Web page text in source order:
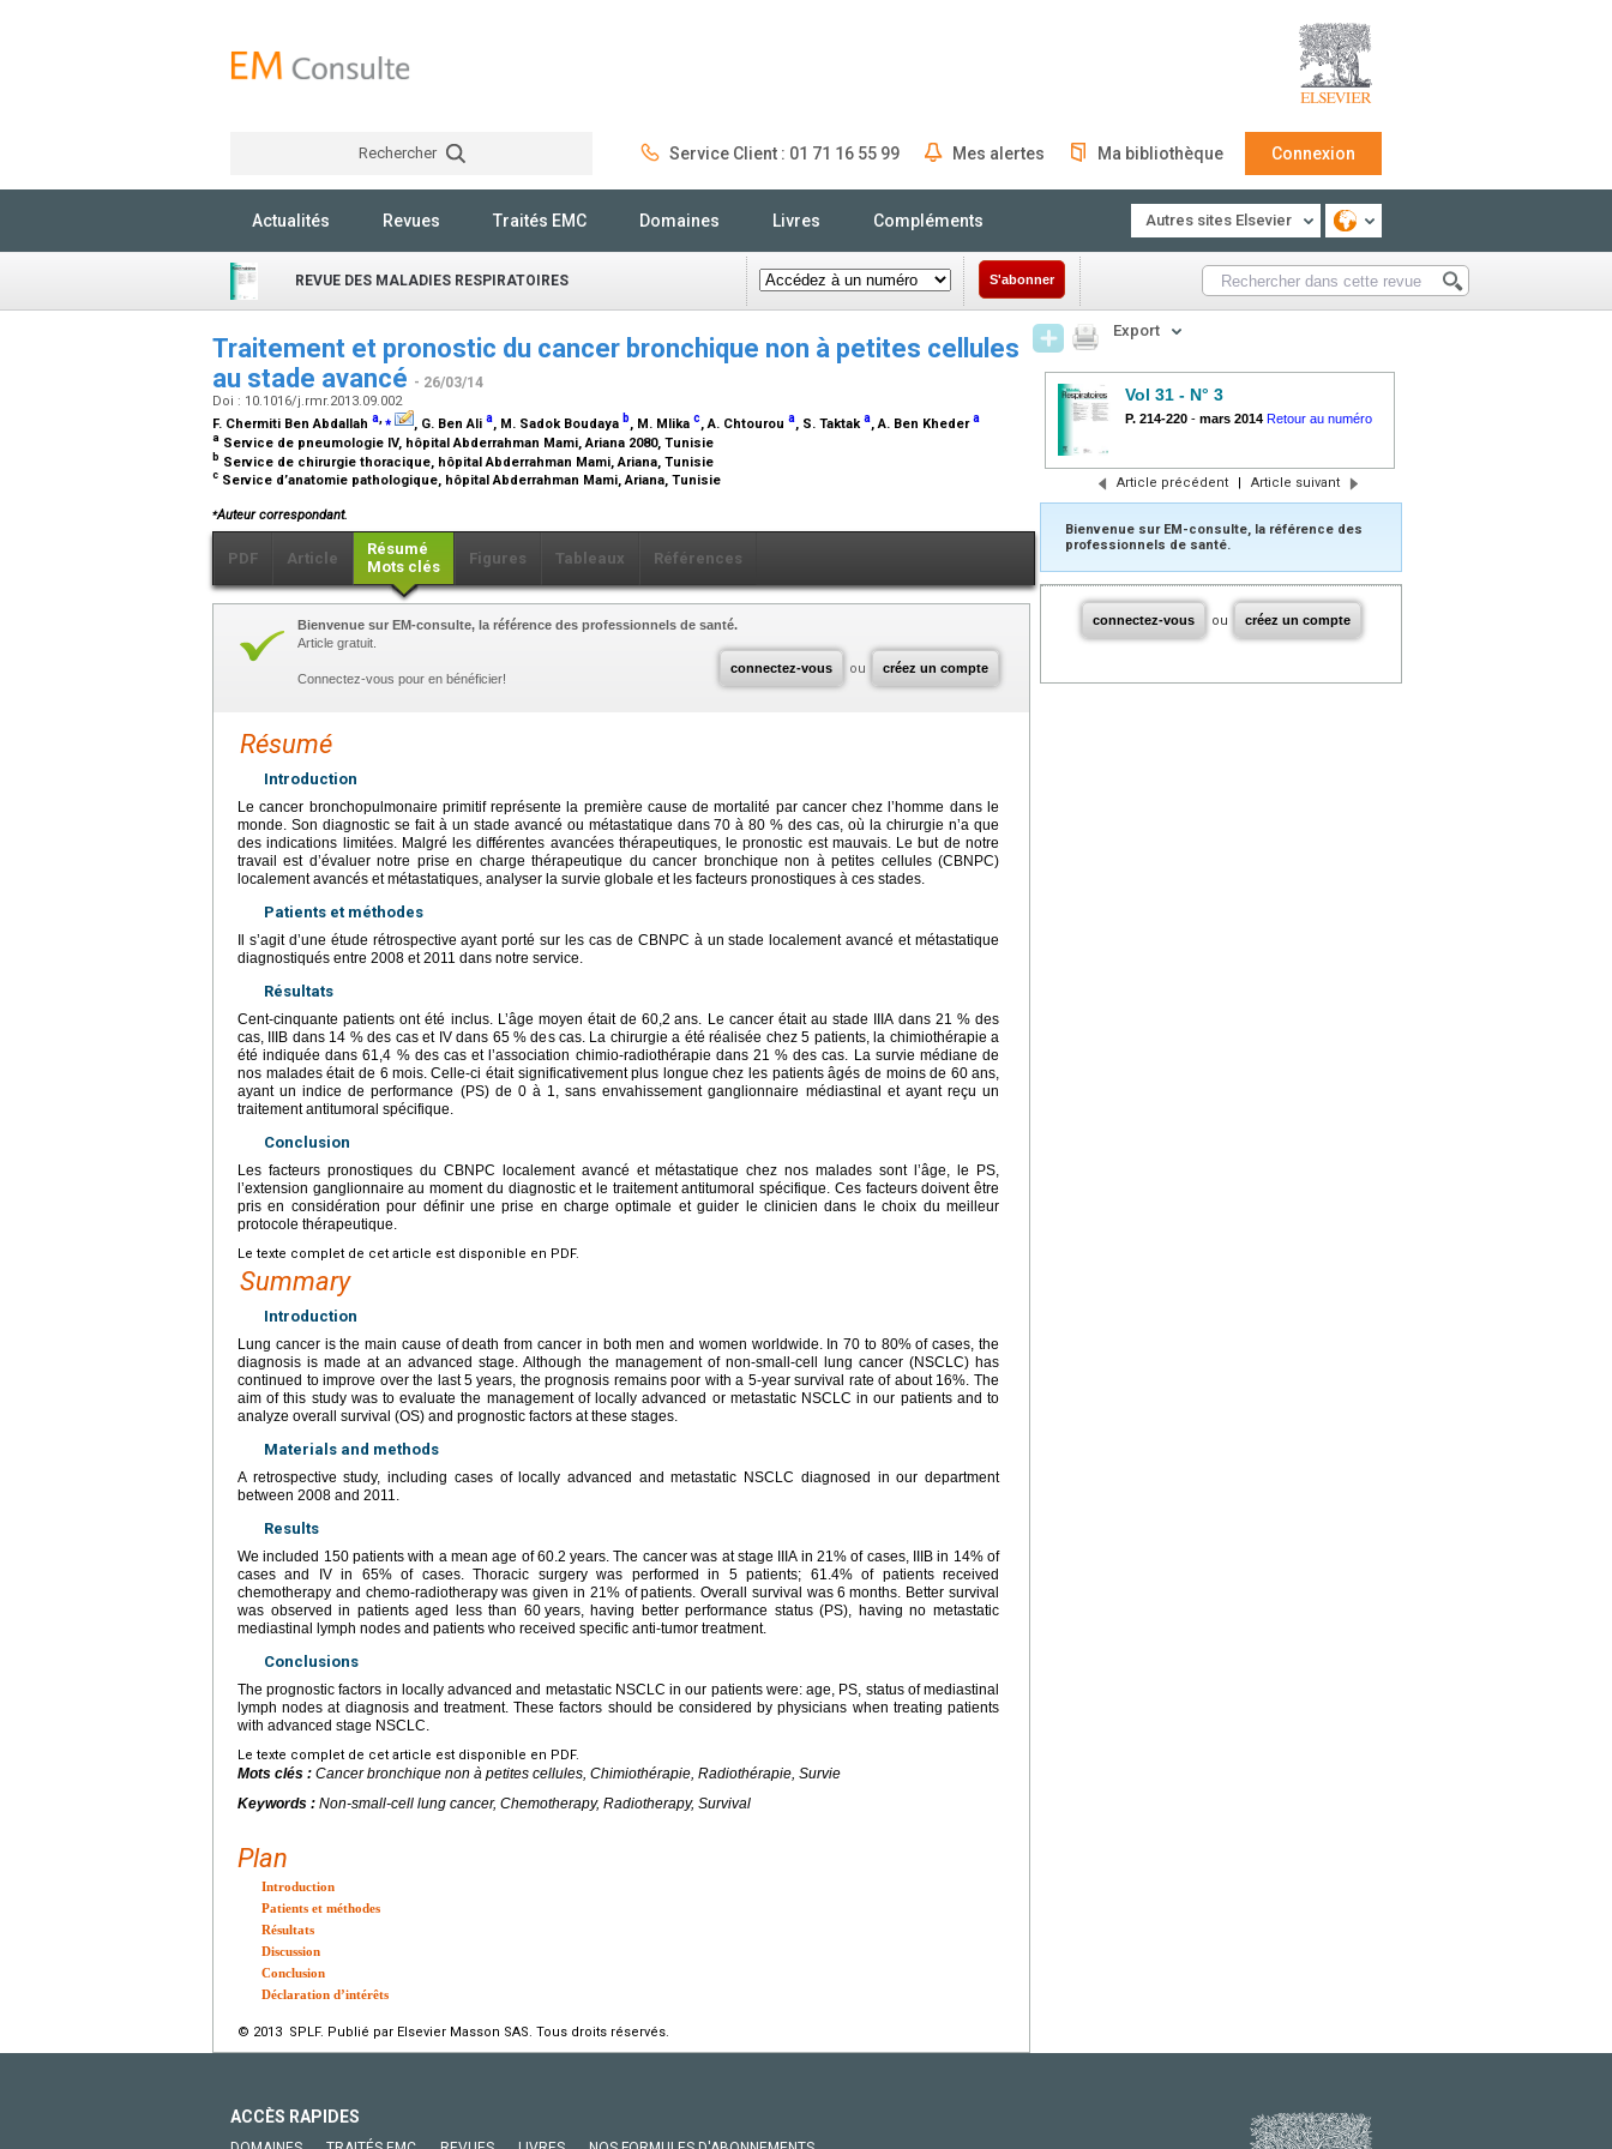
Rechercher Service Client : 01 71 16 55 99 Mes alertes Ma bibliothèque Connexion
Actualités Revues Traités EMC Domaines Livres Compléments Autres sites Elsevier
REVUE DES MALADIES RESPIRATOIRES S'abonner
Traitement et pronostic du cancer bronchique non à petites cellules
au stade avancé - 26/03/14
Doi : 10.1016/j.rmr.2013.09.002
F. Chermiti Ben Abdallah a,⁎ , G. Ben Ali a, M. Sadok Boudaya b, M. Mlika c, A. Chtourou a, S. Taktaka, A. Ben Khedera
a Service de pneumologie IV, hôpital Abderrahman Mami, Ariana 2080, Tunisie
b Service de chirurgie thoracique, hôpital Abderrahman Mami, Ariana, Tunisie
c Service d’anatomie pathologique, hôpital Abderrahman Mami, Ariana, Tunisie
⁎Auteur correspondant.
PDF Article
Résumé
Mots clés
Figures Tableaux Références
connectez-vous ou créez un compte
Bienvenue sur EM-consulte, la référence des professionnels de santé.
Article gratuit.
Connectez-vous pour en bénéficier!
Résumé
Introduction
Le cancer bronchopulmonaire primitif représente la première cause de mortalité par cancer chez l’homme dans le
monde. Son diagnostic se fait à un stade avancé ou métastatique dans 70 à 80 % des cas, où la chirurgie n’a que
des indications limitées. Malgré les différentes avancées thérapeutiques, le pronostic est mauvais. Le but de notre
travail est d’évaluer notre prise en charge thérapeutique du cancer bronchique non à petites cellules (CBNPC)
localement avancés et métastatiques, analyser la survie globale et les facteurs pronostiques à ces stades.
Patients et méthodes
Il s’agit d’une étude rétrospective ayant porté sur les cas de CBNPC à un stade localement avancé et métastatique
diagnostiqués entre 2008 et 2011 dans notre service.
Résultats
Cent-cinquante patients ont été inclus. L’âge moyen était de 60,2 ans. Le cancer était au stade IIIA dans 21 % des
cas, IIIB dans 14 % des cas et IV dans 65 % des cas. La chirurgie a été réalisée chez 5 patients, la chimiothérapie a
été indiquée dans 61,4 % des cas et l’association chimio-radiothérapie dans 21 % des cas. La survie médiane de
nos malades était de 6 mois. Celle-ci était significativement plus longue chez les patients âgés de moins de 60 ans,
ayant un indice de performance (PS) de 0 à 1, sans envahissement ganglionnaire médiastinal et ayant reçu un
traitement antitumoral spécifique.
Conclusion
Les facteurs pronostiques du CBNPC localement avancé et métastatique chez nos malades sont l’âge, le PS,
l’extension ganglionnaire au moment du diagnostic et le traitement antitumoral spécifique. Ces facteurs doivent être
pris en considération pour définir une prise en charge optimale et guider le clinicien dans le choix du meilleur
protocole thérapeutique.
Le texte complet de cet article est disponible en PDF.
Summary
Introduction
Lung cancer is the main cause of death from cancer in both men and women worldwide. In 70 to 80% of cases, the
diagnosis is made at an advanced stage. Although the management of non-small-cell lung cancer (NSCLC) has
continued to improve over the last 5 years, the prognosis remains poor with a 5-year survival rate of about 16%. The
aim of this study was to evaluate the management of locally advanced or metastatic NSCLC in our patients and to
analyze overall survival (OS) and prognostic factors at these stages.
Materials and methods
A retrospective study, including cases of locally advanced and metastatic NSCLC diagnosed in our department
between 2008 and 2011.
Results
We included 150 patients with a mean age of 60.2 years. The cancer was at stage IIIA in 21% of cases, IIIB in 14% of
cases and IV in 65% of cases. Thoracic surgery was performed in 5 patients; 61.4% of patients received
chemotherapy and chemo-radiotherapy was given in 21% of patients. Overall survival was 6 months. Better survival
was observed in patients aged less than 60 years, having better performance status (PS), having no metastatic
mediastinal lymph nodes and patients who received specific anti-tumor treatment.
Conclusions
The prognostic factors in locally advanced and metastatic NSCLC in our patients were: age, PS, status of mediastinal
lymph nodes at diagnosis and treatment. These factors should be considered by physicians when treating patients
with advanced stage NSCLC.
Le texte complet de cet article est disponible en PDF.
Mots clés : Cancer bronchique non à petites cellules, Chimiothérapie, Radiothérapie, Survie
Keywords : Non-small-cell lung cancer, Chemotherapy, Radiotherapy, Survival
Plan
Introduction
Patients et méthodes
Résultats
Discussion
Conclusion
Déclaration d’intérêts
© 2013 SPLF. Publié par Elsevier Masson SAS. Tous droits réservés.
Export
Vol 31 - N° 3
P. 214-220 - mars 2014 Retour au numéro
Article précédent | Article suivant
Bienvenue sur EM-consulte, la référence des
professionnels de santé.
connectez-vous ou créez un compte
ACCÈS RAPIDES